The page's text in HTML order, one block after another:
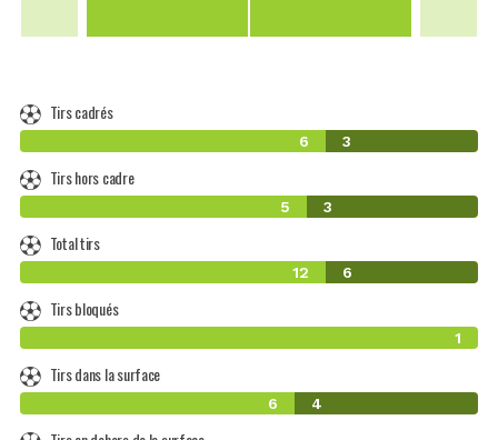
Tirs cadrés
6 3
Tirs hors cadre
5 3
Total tirs
12 6
Tirs bloqués
1
Tirs dans la surface
6 4